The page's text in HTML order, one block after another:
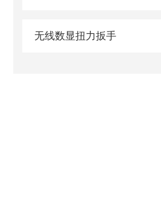
无线数显扭力扳手